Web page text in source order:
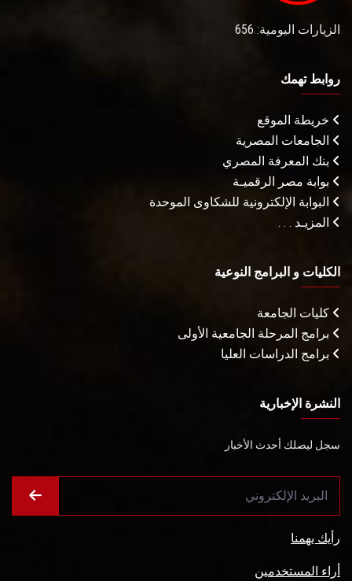
الزيارات اليومية: 656
روابط تهمك
خريطة الموقع
الجامعات المصرية
بنك المعرفة المصري
بوابة مصر الرقميـة
البوابة الإلكترونية للشكاوى الموحدة
المزيـد . . .
الكليات و البرامج النوعية
كليات الجامعة
برامج المرحلة الجامعية الأولى
برامج الدراسات العليا
النشرة الإخبارية
سجل ليصلك أحدث الأخبار
رأيك يهمنا
أراء المستخدمين